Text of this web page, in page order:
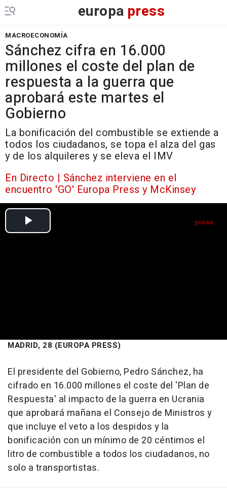
europa press
MACROECONOMÍA
Sánchez cifra en 16.000
millones el coste del plan de
respuesta a la guerra que
aprobará este martes el
Gobierno
La bonificación del combustible se extiende a
todos los ciudadanos, se topa el alza del gas
y de los alquileres y se eleva el IMV
En Directo | Sánchez interviene en el
encuentro 'GO' Europa Press y McKinsey
MADRID, 28 (EUROPA PRESS)
El presidente del Gobierno, Pedro Sánchez, ha
cifrado en 16.000 millones el coste del 'Plan de
Respuesta' al impacto de la guerra en Ucrania
que aprobará mañana el Consejo de Ministros y
que incluye el veto a los despidos y la
bonificación con un mínimo de 20 céntimos el
litro de combustible a todos los ciudadanos, no
solo a transportistas.